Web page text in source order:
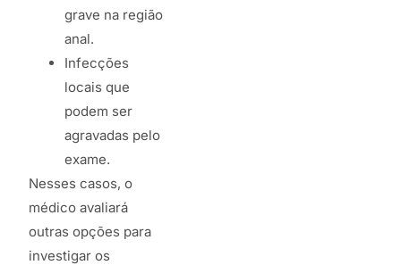
grave na região
anal.
Infecções
locais que
podem ser
agravadas pelo
exame.
Nesses casos, o
médico avaliará
outras opções para
investigar os